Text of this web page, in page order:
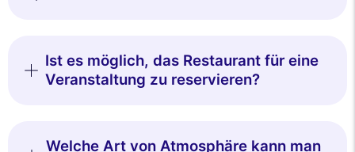
Ist es möglich, das Restaurant für eine
Veranstaltung zu reservieren?
Welche Art von Atmosphäre kann man